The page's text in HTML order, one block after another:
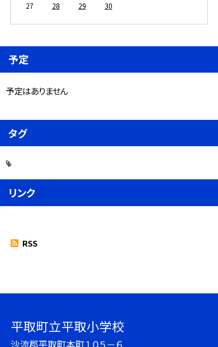
27
28 29 30
予定
予定はありません
タグ
リンク
RSS
平取町立平取小学校
沙流郡平取町本町１０５－６